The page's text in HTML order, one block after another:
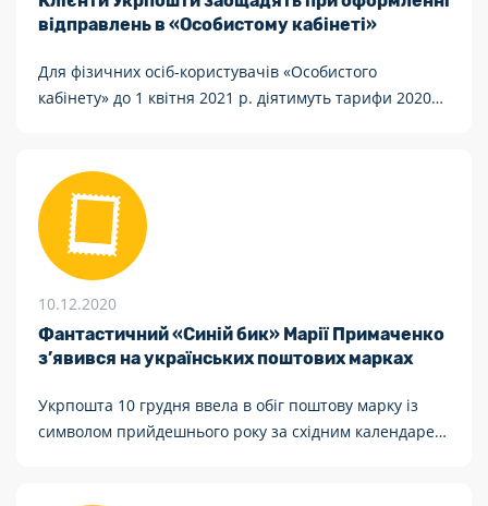
відправлень в «Особистому кабінеті»
Для фізичних осіб-користувачів «Особистого
кабінету» до 1 квітня 2021 р. діятимуть тарифи 2020
10.12.2020
Фантастичний «Синій бик» Марії Примаченко
з’явився на українських поштових марках
Укрпошта 10 грудня ввела в обіг поштову марку із
символом прийдешнього року за східним календарем